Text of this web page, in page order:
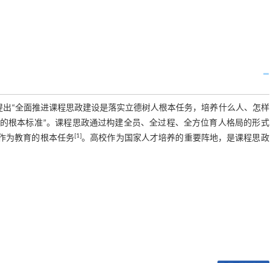
“全面推进课程思政建设是落实立德树人根本任务，培养什么人、怎样
根本标准”。课程思政通过构建全员、全过程、全方位育人格局的形式
为教育的根本任务[1]。高校作为国家人才培养的重要阵地，是课程思政